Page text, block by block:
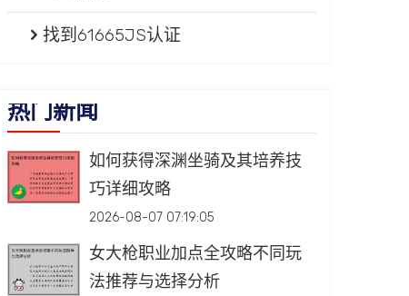
找到61665JS认证
热门新闻
如何获得深渊坐骑及其培养技
巧详细攻略
2026-08-07 07:19:05
女大枪职业加点全攻略不同玩
法推荐与选择分析